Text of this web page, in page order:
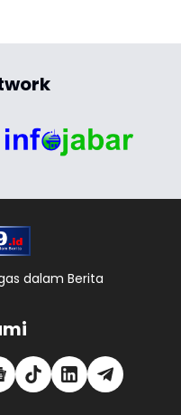
dalam Berita